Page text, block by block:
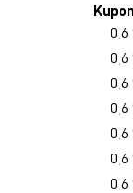
0,6
0,6
0,6
0,6
0,6
0,6
0,6